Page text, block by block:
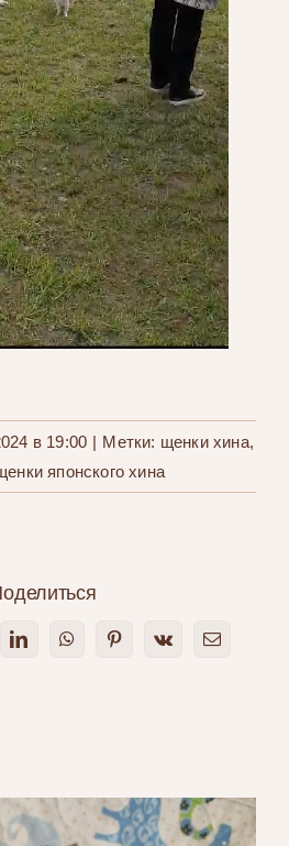
в 19:00 | Метки: щенки хина,
японского хина
LinkedInWhatsAppPinterest
Vk Email